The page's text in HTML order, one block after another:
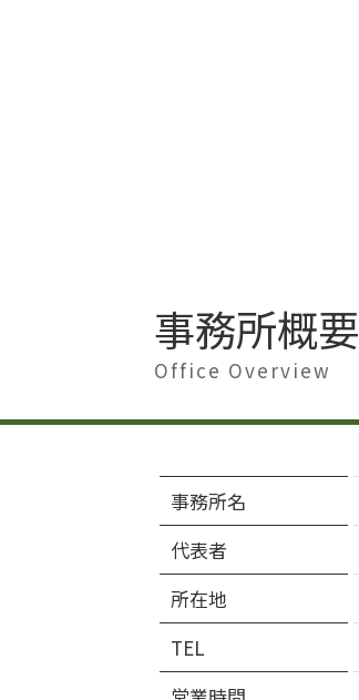
事務所概要
Office Overview
事務所名
代表者
所在地
TEL